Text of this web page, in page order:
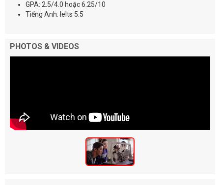
GPA: 2.5/4.0 hoặc 6.25/10
Tiếng Anh: Ielts 5.5
PHOTOS & VIDEOS